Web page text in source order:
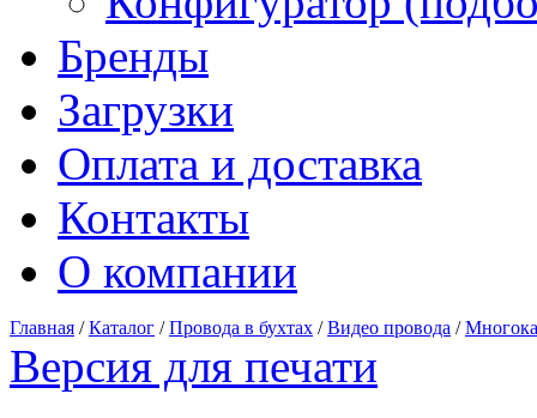
Бренды
Загрузки
Оплата и доставка
Контакты
О компании
Главная /Каталог /Провода в бухтах /Видео провода /
Версия для печати